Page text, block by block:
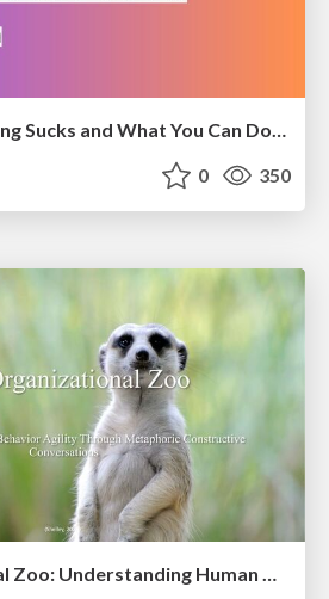
0 350
The Organizational Zoo: Understanding Human Behavior Agility Through Metaphoric Constructive Conversations (based on the works of Arthur Shelley, Ph.D)